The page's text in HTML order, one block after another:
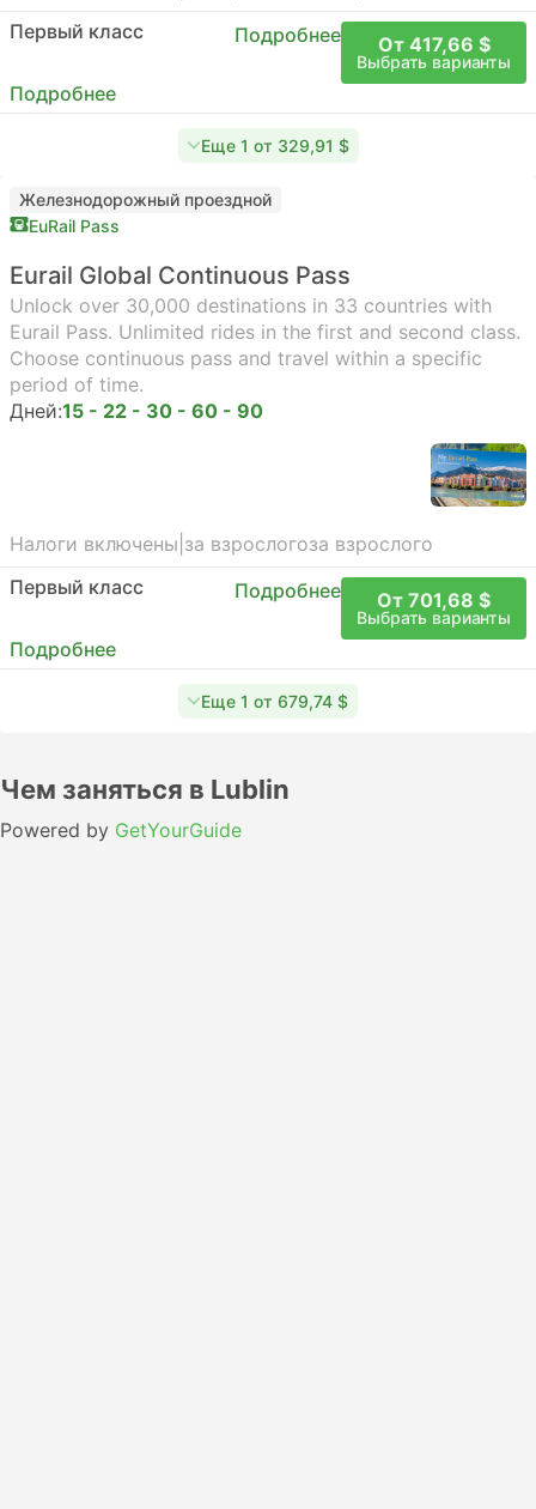
Первый класс
Подробнее От 417,66 $
Выбрать варианты
Подробнее
Еще 1 от 329,91 $
Железнодорожный проездной
EuRail Pass
Eurail Global Continuous Pass
Unlock over 30,000 destinations in 33 countries with
Eurail Pass. Unlimited rides in the first and second class.
Choose continuous pass and travel within a specific
period of time.
Дней:15 - 22 - 30 - 60 - 90
Налоги включены за взрослогоза взрослого
Первый класс
Подробнее От 701,68 $
Выбрать варианты
Подробнее
Еще 1 от 679,74 $
Чем заняться в Lublin
Powered by GetYourGuide